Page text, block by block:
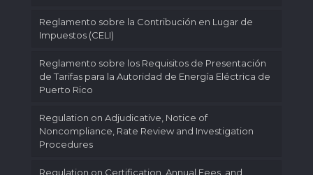
Reglamento sobre la Contribución en Lugar de
Impuestos (CELI)
Reglamento sobre los Requisitos de Presentación
de Tarifas para la Autoridad de Energía Eléctrica de
Puerto Rico
Regulation on Adjudicative, Notice of
Noncompliance, Rate Review and Investigation
Procedures
Regulation on Certification, Annual Fees, and